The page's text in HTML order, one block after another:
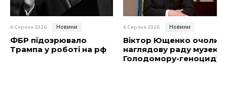
6 Серпня 2026 Новини
ФБР підозрювало
Трампа у роботі на рф
6 Серпня 2026 Новини
Віктор Ющенко очолив
наглядову раду музею
Голодомору-геноциду